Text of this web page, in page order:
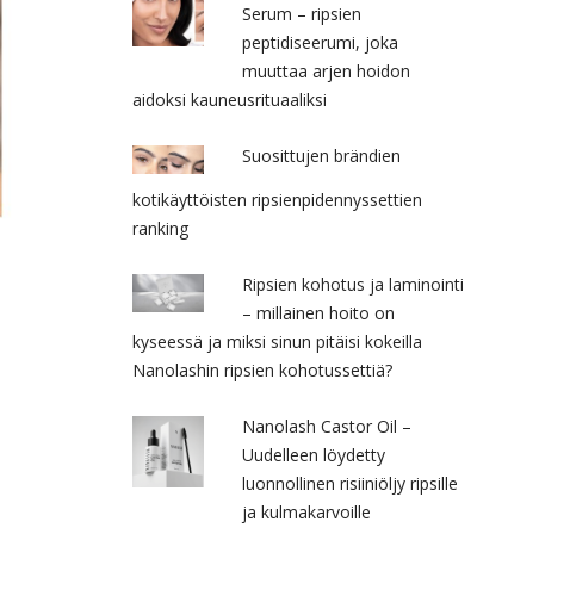
Serum – ripsien
peptidiseerumi, joka
muuttaa arjen hoidon
aidoksi kauneusrituaaliksi
Suosittujen brändien
kotikäyttöisten ripsienpidennyssettien
ranking
Ripsien kohotus ja laminointi
– millainen hoito on
kyseessä ja miksi sinun pitäisi kokeilla
Nanolashin ripsien kohotussettiä?
Nanolash Castor Oil –
Uudelleen löydetty
luonnollinen risiiniöljy ripsille
ja kulmakarvoille